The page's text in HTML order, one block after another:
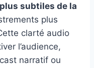
subtiles de la
plus
clarté audio
l’audience,
narratif ou